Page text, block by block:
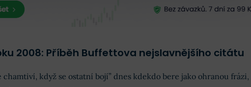
2008: Příběh Buffettova nejslavnějšího citátu
chamtiví, když se ostatní bojí” dnes kdekdo bere jako ohranou frázi,